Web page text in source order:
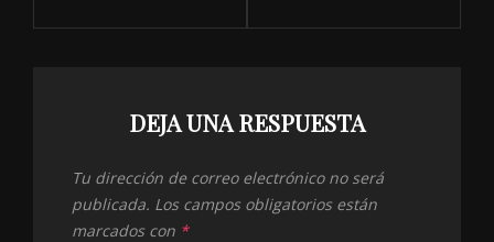
DEJA UNA RESPUESTA
Tu dirección de correo electrónico no será
publicada. Los campos obligatorios están
marcados con *